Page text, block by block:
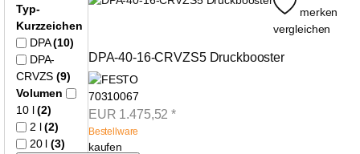
merken
vergleichen
DPA-40-16-CRVZS5 Druckbooster
70310067
EUR 1.475,52 *
Bestellware
kaufen
Typ-
Kurzzeichen
DPA(10)
DPA-
CRVZS(9)
Volumen
10 l(2)
2 l(2)
20 l(3)